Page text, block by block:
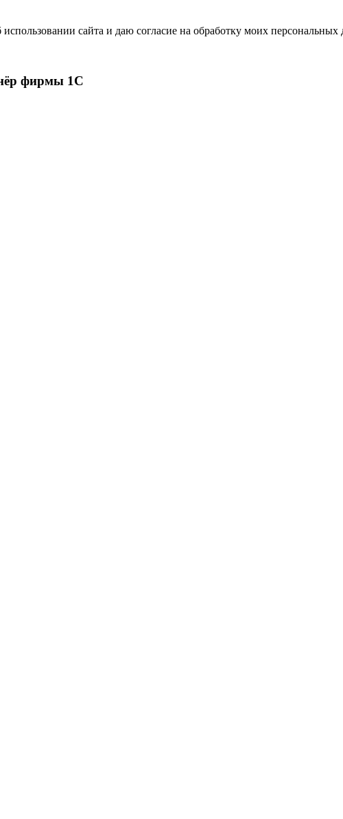
сайта и даю согласие на обработку моих персональных
фирмы 1С